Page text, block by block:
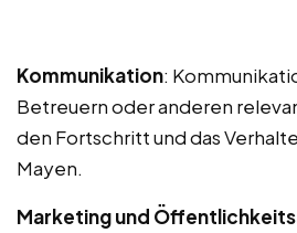
Kommunikation:
Betreuern oder anderen
den Fortschritt und das
Mayen.
Marketing und